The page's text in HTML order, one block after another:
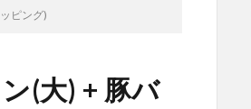
ピング)
(大) + 豚バ